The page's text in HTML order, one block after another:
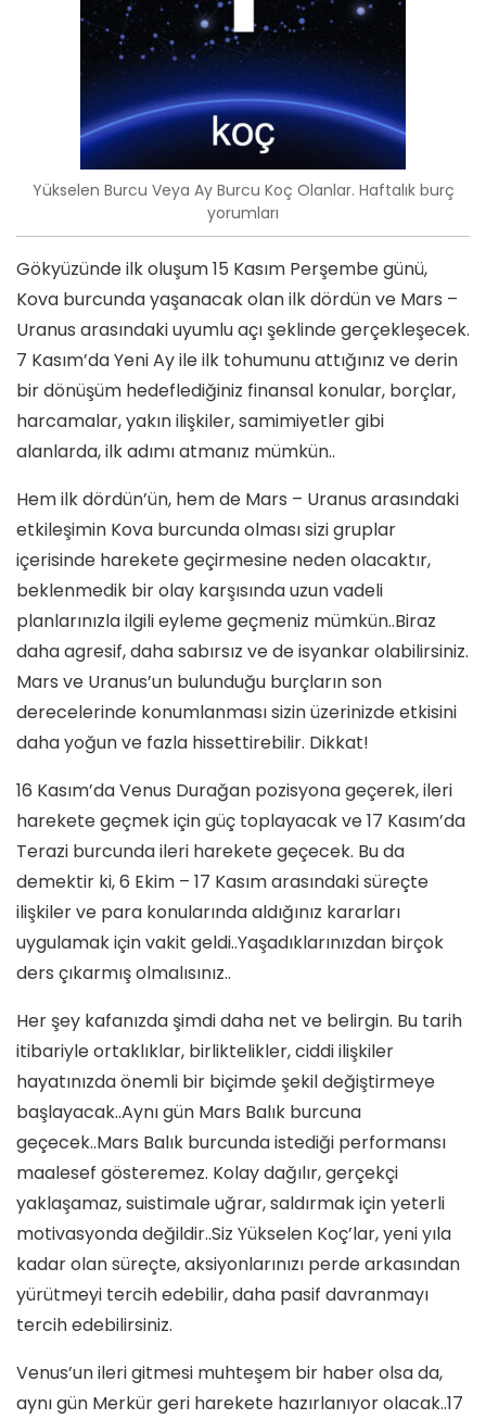
Yükselen Burcu Veya Ay Burcu Koç Olanlar. Haftalık burç
yorumları
Gökyüzünde ilk oluşum 15 Kasım Perşembe günü,
Kova burcunda yaşanacak olan ilk dördün ve Mars –
Uranus arasındaki uyumlu açı şeklinde gerçekleşecek.
7 Kasım’da Yeni Ay ile ilk tohumunu attığınız ve derin
bir dönüşüm hedeflediğiniz finansal konular, borçlar,
harcamalar, yakın ilişkiler, samimiyetler gibi
alanlarda, ilk adımı atmanız mümkün..
Hem ilk dördün’ün, hem de Mars – Uranus arasındaki
etkileşimin Kova burcunda olması sizi gruplar
içerisinde harekete geçirmesine neden olacaktır,
beklenmedik bir olay karşısında uzun vadeli
planlarınızla ilgili eyleme geçmeniz mümkün..Biraz
daha agresif, daha sabırsız ve de isyankar olabilirsiniz.
Mars ve Uranus’un bulunduğu burçların son
derecelerinde konumlanması sizin üzerinizde etkisini
daha yoğun ve fazla hissettirebilir. Dikkat!
16 Kasım’da Venus Durağan pozisyona geçerek, ileri
harekete geçmek için güç toplayacak ve 17 Kasım’da
Terazi burcunda ileri harekete geçecek. Bu da
demektir ki, 6 Ekim – 17 Kasım arasındaki süreçte
ilişkiler ve para konularında aldığınız kararları
uygulamak için vakit geldi..Yaşadıklarınızdan birçok
ders çıkarmış olmalısınız..
Her şey kafanızda şimdi daha net ve belirgin. Bu tarih
itibariyle ortaklıklar, birliktelikler, ciddi ilişkiler
hayatınızda önemli bir biçimde şekil değiştirmeye
başlayacak..Aynı gün Mars Balık burcuna
geçecek..Mars Balık burcunda istediği performansı
maalesef gösteremez. Kolay dağılır, gerçekçi
yaklaşamaz, suistimale uğrar, saldırmak için yeterli
motivasyonda değildir..Siz Yükselen Koç’lar, yeni yıla
kadar olan süreçte, aksiyonlarınızı perde arkasından
yürütmeyi tercih edebilir, daha pasif davranmayı
tercih edebilirsiniz.
Venus’un ileri gitmesi muhteşem bir haber olsa da,
aynı gün Merkür geri harekete hazırlanıyor olacak..17